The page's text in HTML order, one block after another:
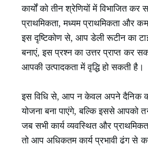
कार्यों को तीन श्रेणियों में विभाजित
प्राथमिकता, मध्यम प्राथमिकता और
इस दृष्टिकोण से, आप डेली रूटीन का
बनाएं, इस प्रश्न का उत्तर प्राप्त कर
आपकी उत्पादकता में वृद्धि हो सकती है।
इस विधि से, आप न केवल अपने दैनिक
योजना बना पाएंगे, बल्कि इससे आपको
जब सभी कार्य व्यवस्थित और
तो आप अधिकतम कार्य प्रभावी ढंग से